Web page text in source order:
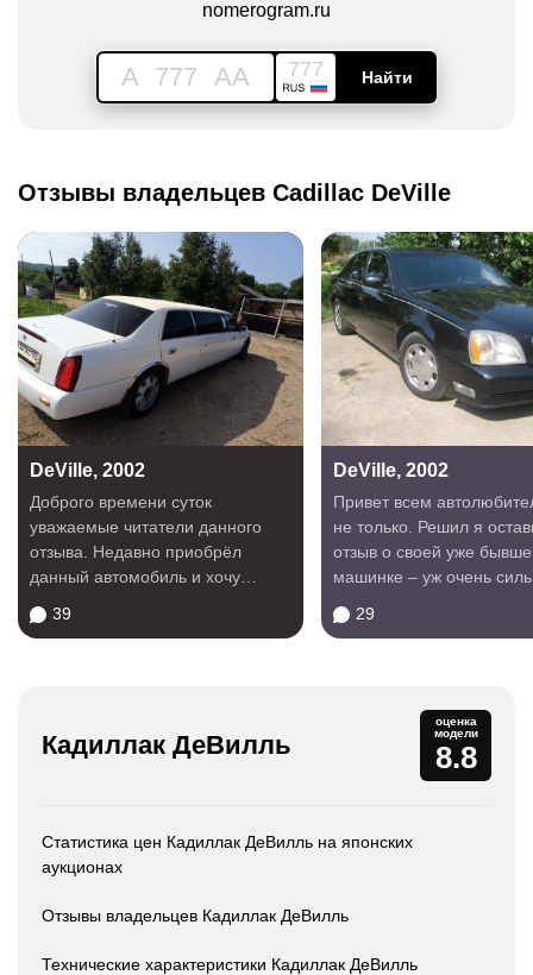
nomerogram.ru
A 777 AA 777 Найти
Отзывы владельцев Cadillac DeVille
DeVille, 2002
Доброго времени суток
уважаемые читатели данного
отзыва. Недавно приобрёл
данный автомобиль и хочу
39
DeVille, 2002
Привет всем
не только. Решил я
отзыв о своей уже
машинке – уж очень
29
Кадиллак ДеВилль
оценка
модели
8.8
Статистика цен Кадиллак ДеВилль на японских
аукционах
Отзывы владельцев Кадиллак ДеВилль
Технические характеристики Кадиллак ДеВилль